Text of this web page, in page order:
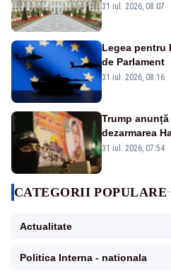
31 iul. 2026, 08:07
Legea pentru
de Parlament
31 iul. 2026, 08:16
Trump
dezarmarea
Israelului
31 iul. 2026, 07:54
CATEGORII POPULARE
Actualitate
Politica Interna - nationala